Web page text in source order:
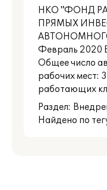
НКО "ФОНД
ПРЯМЫХ
Февраль 2020
Общее число
рабочих мест:
работающих
Раздел:
Найдено по